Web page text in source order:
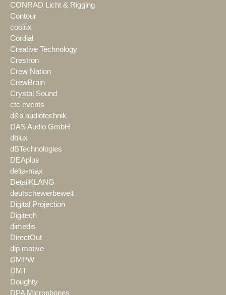
CONRAD Licht & Rigging
Contour
coolux
Cordial
Creative Technology
Crestron
Crew Nation
CrewBrain
Crystal Sound
ctc events
d&b audiotechnik
DAS Audio GmbH
dblux
dBTechnologies
DEAplus
delta-max
DetailKLANG
deutschewerbewelt
Digital Projection
Digitech
dimedis
DirectOut
dlp motive
DMPW
DMT
Doughty
DPA Microphones